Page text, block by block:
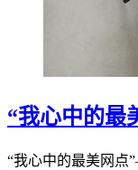
“我心中的
“我心中的最美网点